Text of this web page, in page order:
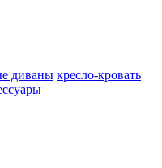
диваны кресло-кровать